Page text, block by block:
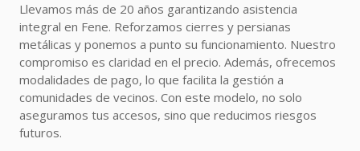
Llevamos más de 20 años garantizando asistencia
integral en Fene. Reforzamos cierres y persianas
metálicas y ponemos a punto su funcionamiento. Nuestro
compromiso es claridad en el precio. Además, ofrecemos
modalidades de pago, lo que facilita la gestión a
comunidades de vecinos. Con este modelo, no solo
aseguramos tus accesos, sino que reducimos riesgos
futuros.